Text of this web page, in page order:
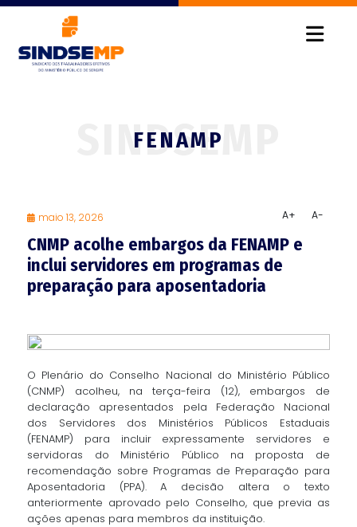
FENAMP
maio 13, 2026 A+ A-
CNMP acolhe embargos da FENAMP e
inclui servidores em programas de
preparação para aposentadoria
O Plenário do Conselho Nacional do Ministério Público
(CNMP) acolheu, na terça-feira (12), embargos de
declaração apresentados pela Federação Nacional
dos Servidores dos Ministérios Públicos Estaduais
(FENAMP) para incluir expressamente servidores e
servidoras do Ministério Público na proposta de
recomendação sobre Programas de Preparação para
Aposentadoria (PPA). A decisão altera o texto
anteriormente aprovado pelo Conselho, que previa as
ações apenas para membros da instituição.